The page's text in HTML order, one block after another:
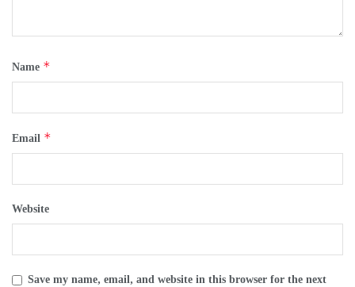
Name *
Email *
Website
Save my name, email, and website in this browser for the next